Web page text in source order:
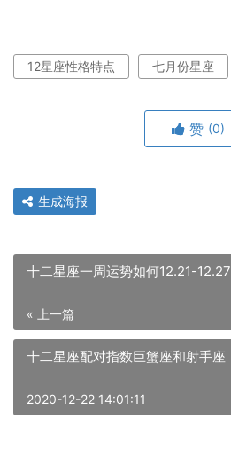
12星座性格特点 七月份星座
赞 (0)
生成海报
十二星座一周运势如何12.21-12.27
« 上一篇
十二星座配对指数巨蟹座和射手座
2020-12-22 14:01:11